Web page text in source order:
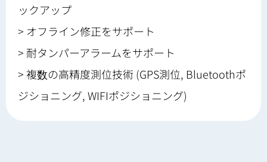
ックアップ
> オフライン修正をサポート
> 耐タンパーアラームをサポート
> 複数の高精度測位技術 (GPS測位, Bluetoothポ
ジショニング, WIFIポジショニング)